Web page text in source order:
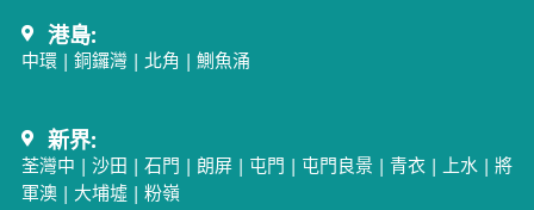
港島:
中環| 銅鑼灣 | 北角 | 鰂魚涌
新界:
荃灣中 | 沙田 | 石門 | 朗屏| 屯門 | 屯門良景 | 青衣 | 上水| 將
軍澳| 大埔墟| 粉嶺